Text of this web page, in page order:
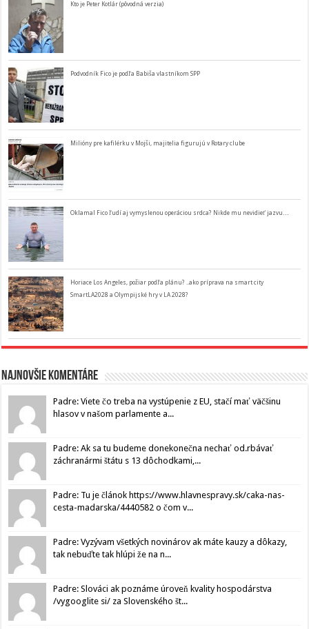
Kto je Peter Kotlár (pôvodná verzia)
Podvodník Fico je podľa Babiša vlastníkom SPP
Milióny pre kafilérku v Mojši, majitelia figurujú v Rotary clube
Oklamal Fico ľudí aj vymyslenou operáciou srdca? Nikde mu nevidieť jazvu…
Horiace Los Angeles, požiar podľa plánu? ..ako príprava na smart city
SmartLA2028 a Olympijské hry v LA 2028?
Najnovšie komentáre
Padre: Viete čo treba na vystúpenie z EU, stačí mať väčšinu
hlasov v našom parlamente a...
Padre: Ak sa tu budeme donekonečna nechať od.rbávať
záchranármi štátu s 13 dôchodkami,...
Padre: Tu je článok https://www.hlavnespravy.sk/caka-nas-
cesta-madarska/4440582 o čom v...
Padre: Vyzývam všetkých novinárov ak máte kauzy a dôkazy,
tak nebuďte tak hlúpi že na n...
Padre: Slováci ak poznáme úroveň kvality hospodárstva
/vygooglite si/ za Slovenského št...